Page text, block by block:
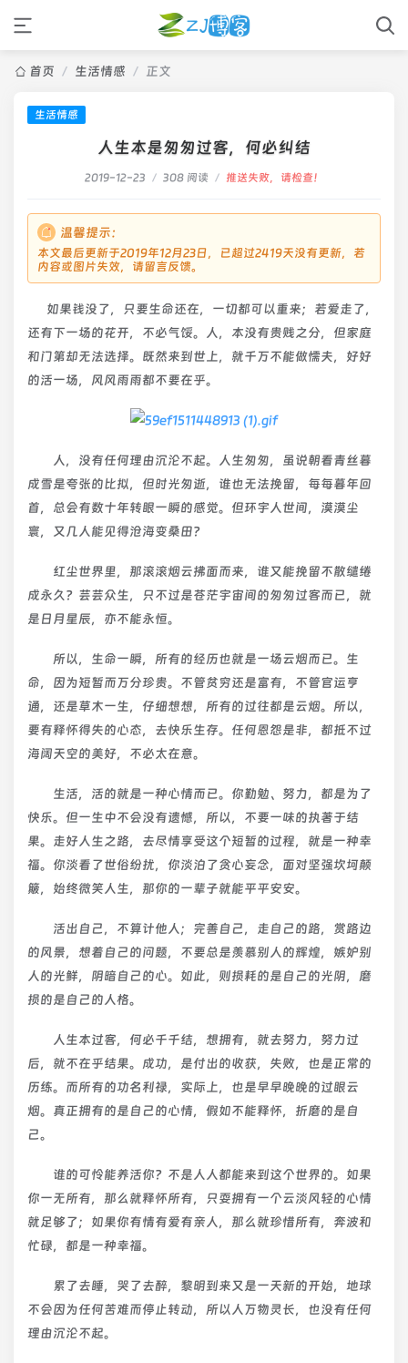
首页 / 生活情感 / 正文
生活情感
人生本是匆匆过客，何必纠结
2019-12-23 / 308 阅读 / 推送失败，请检查！
温馨提示：
本文最后更新于2019年12月23日，已超过2419天没有更新，若
内容或图片失效，请留言反馈。
如果钱没了，只要生命还在，一切都可以重来；若爱走了，
还有下一场的花开，不必气馁。人，本没有贵贱之分，但家庭
和门第却无法选择。既然来到世上，就千万不能做懦夫，好好
的活一场，风风雨雨都不要在乎。
人，没有任何理由沉沦不起。人生匆匆，虽说朝看青丝暮
成雪是夸张的比拟，但时光匆逝，谁也无法挽留，每每暮年回
首，总会有数十年转眼一瞬的感觉。但环宇人世间，漠漠尘
寰，又几人能见得沧海变桑田？
红尘世界里，那滚滚烟云拂面而来，谁又能挽留不散缱绻
成永久？芸芸众生，只不过是苍茫宇宙间的匆匆过客而已，就
是日月星辰，亦不能永恒。
所以，生命一瞬，所有的经历也就是一场云烟而已。生
命，因为短暂而万分珍贵。不管贫穷还是富有，不管官运亨
通，还是草木一生，仔细想想，所有的过往都是云烟。所以，
要有释怀得失的心态，去快乐生存。任何恩怨是非，都抵不过
海阔天空的美好，不必太在意。
生活，活的就是一种心情而已。你勤勉、努力，都是为了
快乐。但一生中不会没有遗憾，所以，不要一味的执著于结
果。走好人生之路，去尽情享受这个短暂的过程，就是一种幸
福。你淡看了世俗纷扰，你淡泊了贪心妄念，面对坚强坎坷颠
簸，始终微笑人生，那你的一辈子就能平平安安。
活出自己，不算计他人；完善自己，走自己的路，赏路边
的风景，想着自己的问题，不要总是羡慕别人的辉煌，嫉妒别
人的光鲜，阴暗自己的心。如此，则损耗的是自己的光阴，磨
损的是自己的人格。
人生本过客，何必千千结，想拥有，就去努力，努力过
后，就不在乎结果。成功，是付出的收获，失败，也是正常的
历练。而所有的功名利禄，实际上，也是早早晚晚的过眼云
烟。真正拥有的是自己的心情，假如不能释怀，折磨的是自
己。
谁的可怜能养活你？不是人人都能来到这个世界的。如果
你一无所有，那么就释怀所有，只耍拥有一个云淡风轻的心情
就足够了；如果你有情有爱有亲人，那么就珍惜所有，奔波和
忙碌，都是一种幸福。
累了去睡，哭了去醉，黎明到来又是一天新的开始，地球
不会因为任何苦难而停止转动，所以人万物灵长，也没有任何
理由沉沦不起。